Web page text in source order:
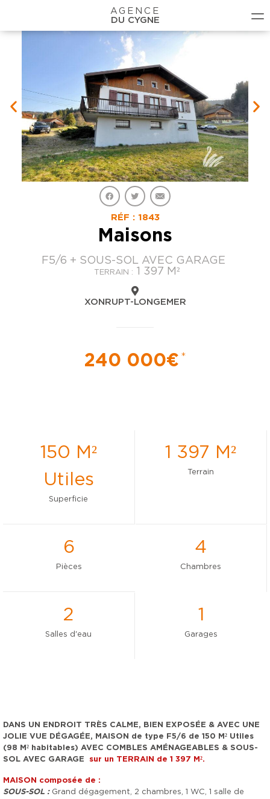
AGENCE
DU CYGNE
RÉF : 1843
Maisons
F5/6 + SOUS-SOL AVEC GARAGE
TERRAIN : 1 397 M²
XONRUPT-LONGEMER
240 000€ *
150 M²
Utiles
Superficie
1 397 M²
Terrain
6
Pièces
4
Chambres
2
Salles d'eau
1
Garages
DANS UN ENDROIT TRÈS CALME, BIEN EXPOSÉE & AVEC UNE
JOLIE VUE DÉGAGÉE, MAISON de type F5/6 de 150 M² Utiles
(98 M² habitables) AVEC COMBLES AMÉNAGEABLES & SOUS-
SOL AVEC GARAGE sur un TERRAIN de 1 397 M².
MAISON composée de :
SOUS-SOL : Grand dégagement, 2 chambres, 1 WC, 1 salle de